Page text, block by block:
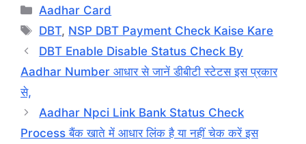
Categories
Aadhar Card
Tags
DBT, NSP DBT Payment Check Kaise Kare
DBT Enable Disable Status Check By
Aadhar Number आधार से जानें डीबीटी स्टेटस इस प्रकार
से,
Aadhar Npci Link Bank Status Check
Process बैंक खाते में आधार लिंक है या नहीं चेक करें इस